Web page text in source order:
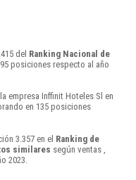
del Ranking Nacional de
posiciones respecto al año
empresa Inffinit Hoteles Sl en
en 135 posiciones
3.357 en el Ranking de
similares según ventas ,
2023.